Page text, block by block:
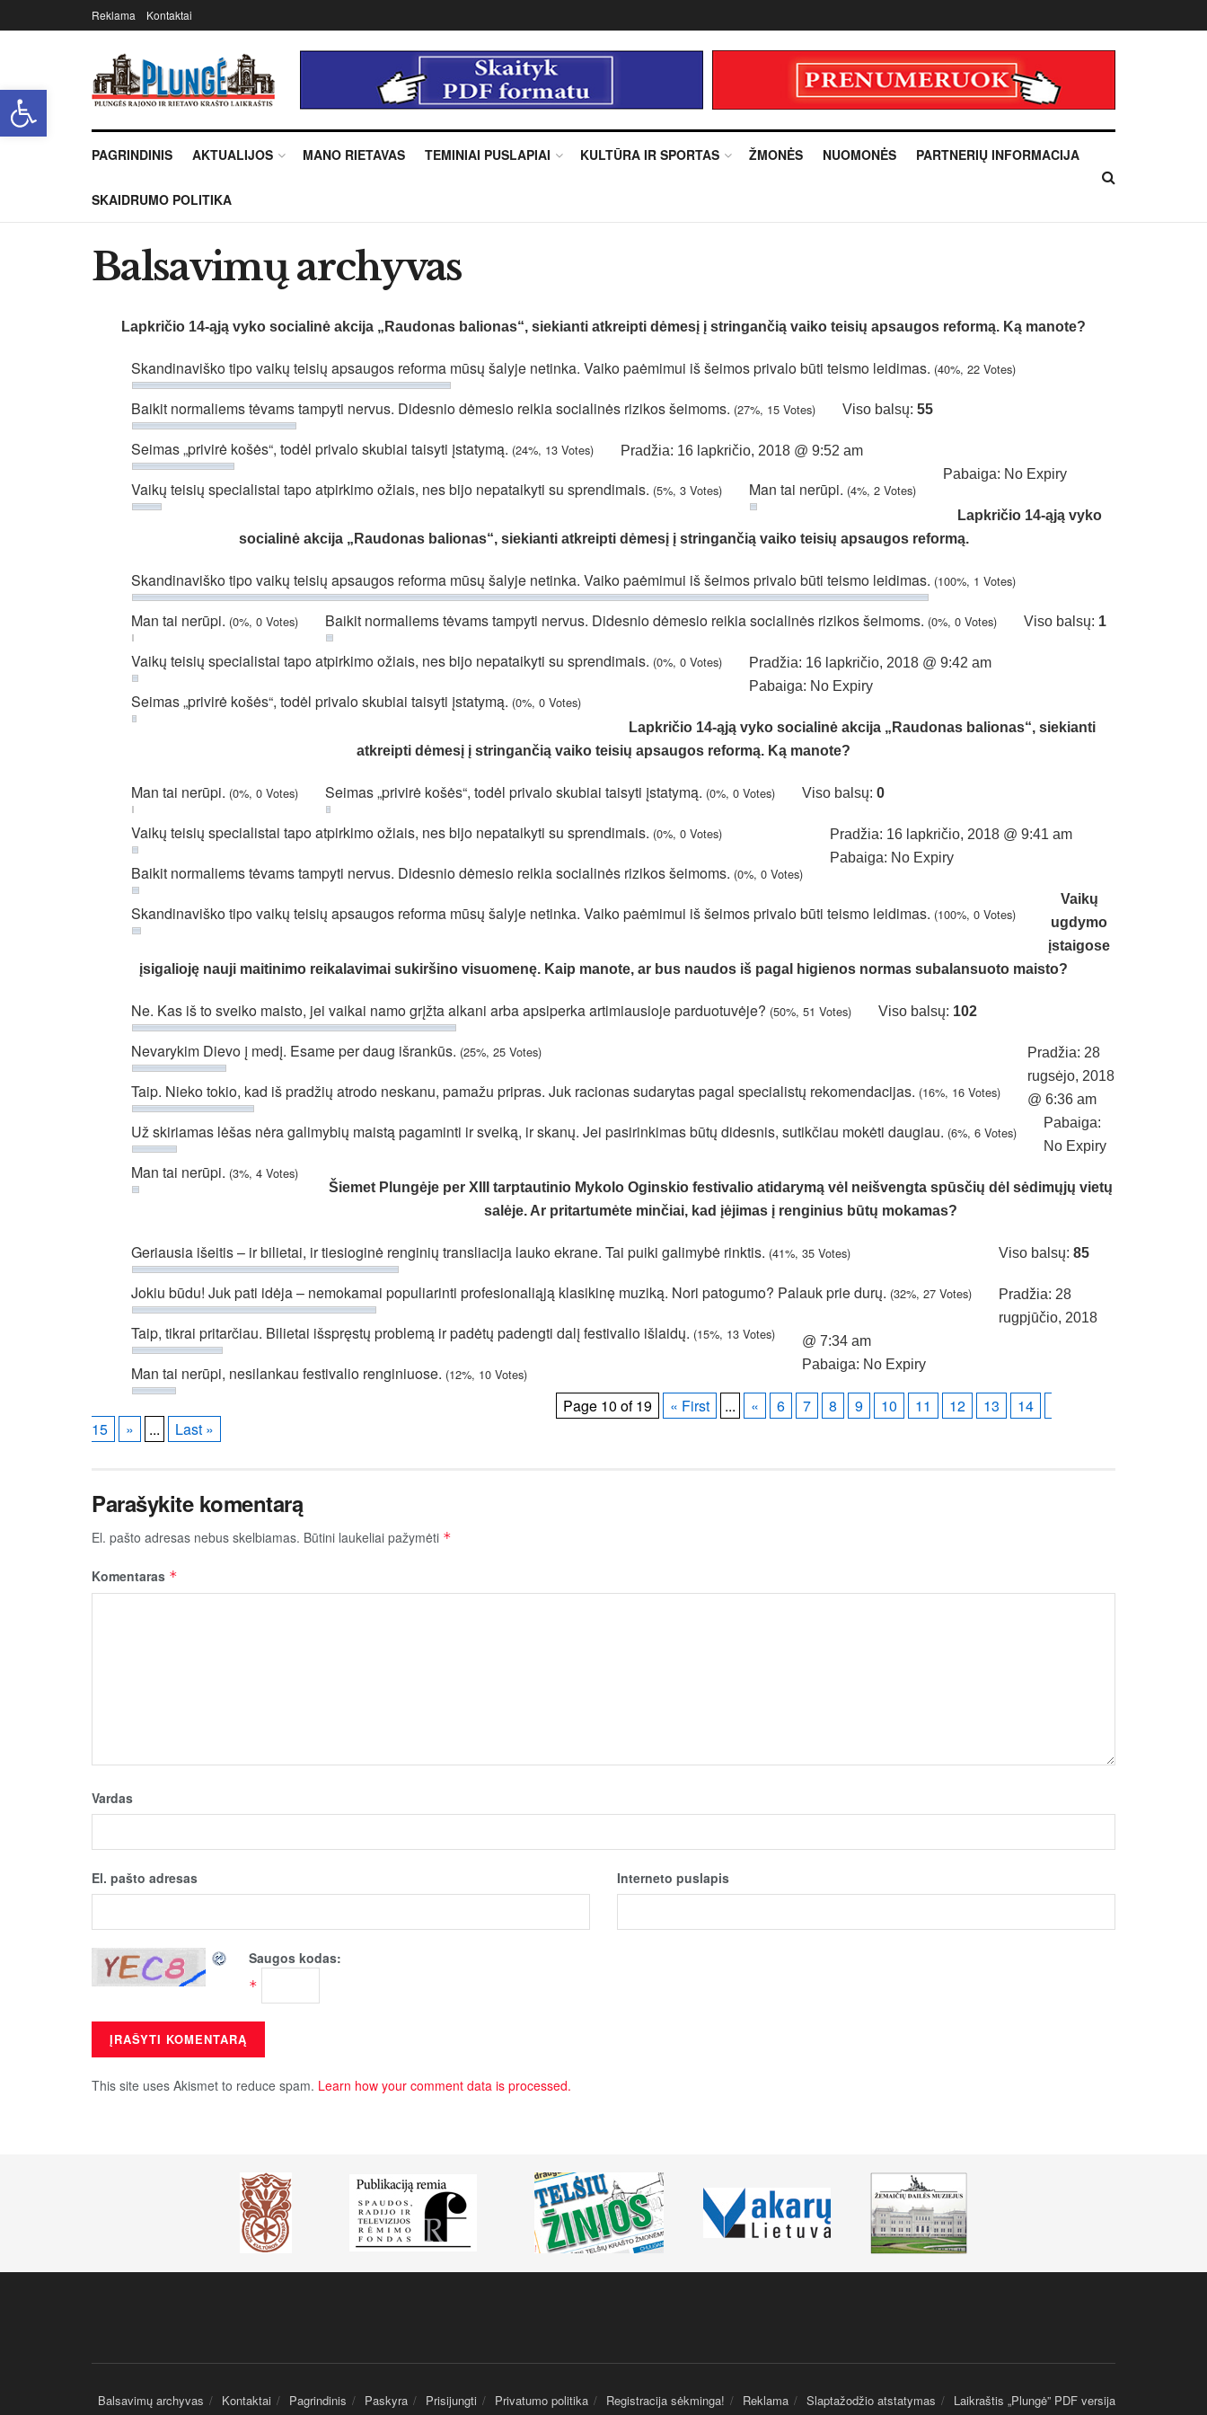
Open toolbar
Reklama Kontaktai
PAGRINDINIS AKTUALIJOS MANO RIETAVAS TEMINIAI PUSLAPIAI KULTŪRA IR SPORTAS ŽMONĖS NUOMONĖS PARTNERIŲ INFORMACIJA
SKAIDRUMO POLITIKA
Balsavimų archyvas
Lapkričio 14-ąją vyko socialinė akcija „Raudonas balionas“, siekianti atkreipti dėmesį į stringančią vaiko teisių apsaugos reformą. Ką manote?
Skandinaviško tipo vaikų teisių apsaugos reforma mūsų šalyje netinka. Vaiko paėmimui iš šeimos privalo būti teismo leidimas. (40%, 22 Votes)
Baikit normaliems tėvams tampyti nervus. Didesnio dėmesio reikia socialinės rizikos šeimoms. (27%, 15 Votes)
Seimas „privirė košės“, todėl privalo skubiai taisyti įstatymą. (24%, 13 Votes)
Vaikų teisių specialistai tapo atpirkimo ožiais, nes bijo nepataikyti su sprendimais. (5%, 3 Votes) Man tai nerūpi. (4%, 2 Votes)
Viso balsų:55
Pradžia: 16 lapkričio, 2018 @ 9:52 am
Pabaiga: No Expiry
Lapkričio 14-ąją vyko
socialinė akcija „Raudonas balionas“, siekianti atkreipti dėmesį į stringančią vaiko teisių apsaugos reformą.
Skandinaviško tipo vaikų teisių apsaugos reforma mūsų šalyje netinka. Vaiko paėmimui iš šeimos privalo būti teismo leidimas. (100%, 1 Votes)
Man tai nerūpi. (0%, 0 Votes) Baikit normaliems tėvams tampyti nervus. Didesnio dėmesio reikia socialinės rizikos šeimoms. (0%, 0 Votes)
Vaikų teisių specialistai tapo atpirkimo ožiais, nes bijo nepataikyti su sprendimais. (0%, 0 Votes)
Seimas „privirė košės“, todėl privalo skubiai taisyti įstatymą. (0%, 0 Votes)
Viso balsų: 1
Pradžia: 16 lapkričio, 2018 @ 9:42 am
Pabaiga: No Expiry
Lapkričio 14-ąją vyko socialinė akcija „Raudonas balionas“, siekianti
atkreipti dėmesį į stringančią vaiko teisių apsaugos reformą. Ką manote?
Man tai nerūpi. (0%, 0 Votes) Seimas „privirė košės“, todėl privalo skubiai taisyti įstatymą. (0%, 0 Votes)
Vaikų teisių specialistai tapo atpirkimo ožiais, nes bijo nepataikyti su sprendimais. (0%, 0 Votes)
Baikit normaliems tėvams tampyti nervus. Didesnio dėmesio reikia socialinės rizikos šeimoms. (0%, 0 Votes)
Skandinaviško tipo vaikų teisių apsaugos reforma mūsų šalyje netinka. Vaiko paėmimui iš šeimos privalo būti teismo leidimas. (100%, 0 Votes)
Viso balsų:0
Pradžia: 16 lapkričio, 2018 @ 9:41 am
Pabaiga: No Expiry
Vaikų
ugdymo
įstaigose
įsigalioję nauji maitinimo reikalavimai sukiršino visuomenę. Kaip manote, ar bus naudos iš pagal higienos normas subalansuoto maisto?
Ne. Kas iš to sveiko maisto, jei vaikai namo grįžta alkani arba apsiperka artimiausioje parduotuvėje? (50%, 51 Votes)
Nevarykim Dievo į medį. Esame per daug išrankūs. (25%, 25 Votes)
Taip. Nieko tokio, kad iš pradžių atrodo neskanu, pamažu pripras. Juk racionas sudarytas pagal specialistų rekomendacijas. (16%, 16 Votes)
Už skiriamas lėšas nėra galimybių maistą pagaminti ir sveiką, ir skanų. Jei pasirinkimas būtų didesnis, sutikčiau mokėti daugiau. (6%, 6 Votes)
Man tai nerūpi. (3%, 4 Votes)
Viso balsų: 102
Pradžia: 28
rugsėjo, 2018
@ 6:36 am
Pabaiga:
No Expiry
Šiemet Plungėje per XIII tarptautinio Mykolo Oginskio festivalio atidarymą vėl neišvengta spūsčių dėl sėdimųjų vietų
salėje. Ar pritartumėte minčiai, kad įėjimas į renginius būtų mokamas?
Geriausia išeitis – ir bilietai, ir tiesioginė renginių transliacija lauko ekrane. Tai puiki galimybė rinktis. (41%, 35 Votes)
Jokiu būdu! Juk pati idėja – nemokamai populiarinti profesionaliąją klasikinę muziką. Nori patogumo? Palauk prie durų. (32%, 27 Votes)
Taip, tikrai pritarčiau. Bilietai išspręstų problemą ir padėtų padengti dalį festivalio išlaidų. (15%, 13 Votes)
Man tai nerūpi, nesilankau festivalio renginiuose. (12%, 10 Votes)
Viso balsų:85
Pradžia: 28
rugpjūčio, 2018
@ 7:34 am
Pabaiga: No Expiry
Page 10 of 19 « First ... « 6 7 8 9 10 11 12 13
14
15
» ... Last »
Parašykite komentarą
El. pašto adresas nebus skelbiamas. Būtini laukeliai pažymėti *
Komentaras *
Vardas
El. pašto adresas Interneto puslapis
Saugos kodas:
*
This site uses Akismet to reduce spam. Learn how your comment data is processed.
Balsavimų archyvas Kontaktai Pagrindinis Paskyra Prisijungti Privatumo politika Registracija sėkminga! Reklama Slaptažodžio atstatymas Laikraštis „Plungė” PDF versija